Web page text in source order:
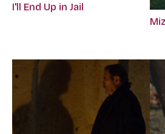
I'll End Up in Jail